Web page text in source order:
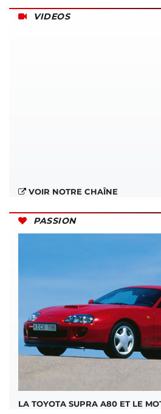
VIDEOS
VOIR NOTRE CHAÎNE
PASSION
LA TOYOTA SUPRA A80 ET LE